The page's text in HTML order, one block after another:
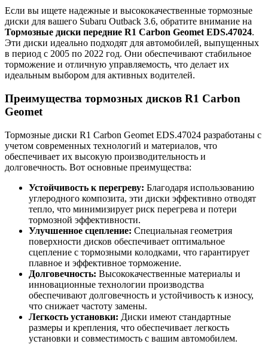
Если вы ищете надежные и высококачественные тормозные
диски для вашего Subaru Outback 3.6, обратите внимание на
Тормозные диски передние R1 Carbon Geomet EDS.47024.
Эти диски идеально подходят для автомобилей, выпущенных
в период с 2005 по 2022 год. Они обеспечивают стабильное
торможение и отличную управляемость, что делает их
идеальным выбором для активных водителей.
Преимущества тормозных дисков R1 Carbon
Geomet
Тормозные диски R1 Carbon Geomet EDS.47024 разработаны с
учетом современных технологий и материалов, что
обеспечивает их высокую производительность и
долговечность. Вот основные преимущества:
Устойчивость к перегреву: Благодаря использованию
углеродного композита, эти диски эффективно отводят
тепло, что минимизирует риск перегрева и потери
тормозной эффективности.
Улучшенное сцепление: Специальная геометрия
поверхности дисков обеспечивает оптимальное
сцепление с тормозными колодками, что гарантирует
плавное и эффективное торможение.
Долговечность: Высококачественные материалы и
инновационные технологии производства
обеспечивают долговечность и устойчивость к износу,
что снижает частоту замены.
Легкость установки: Диски имеют стандартные
размеры и крепления, что обеспечивает легкость
установки и совместимость с вашим автомобилем.